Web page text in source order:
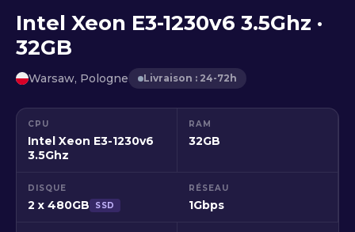
Serveurs dédiés
API
Actualité
Intel Xeon E3-1230v6 3.5Ghz ·
32GB
Warsaw, Pologne Livraison : 24-72h
CPU
Intel Xeon E3-1230v6
3.5Ghz
RAM
32GB
DISQUE
2 x 480GB SSD
RÉSEAU
1Gbps